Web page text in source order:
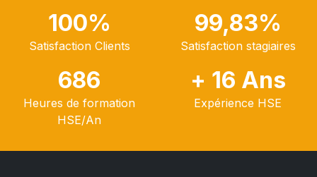
100%
Satisfaction Clients
99,83%
Satisfaction stagiaires
686
Heures de formation
HSE/An
+ 16 Ans
Expérience HSE